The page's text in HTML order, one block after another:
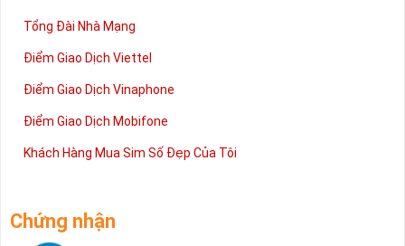
Tổng Đài Nhà Mạng
Điểm Giao Dịch Viettel
Điểm Giao Dịch Vinaphone
Điểm Giao Dịch Mobifone
Khách Hàng Mua Sim Số Đẹp Của Tôi
Chứng nhận